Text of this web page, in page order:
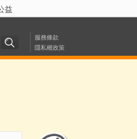
益
服務條款
隱私權政策